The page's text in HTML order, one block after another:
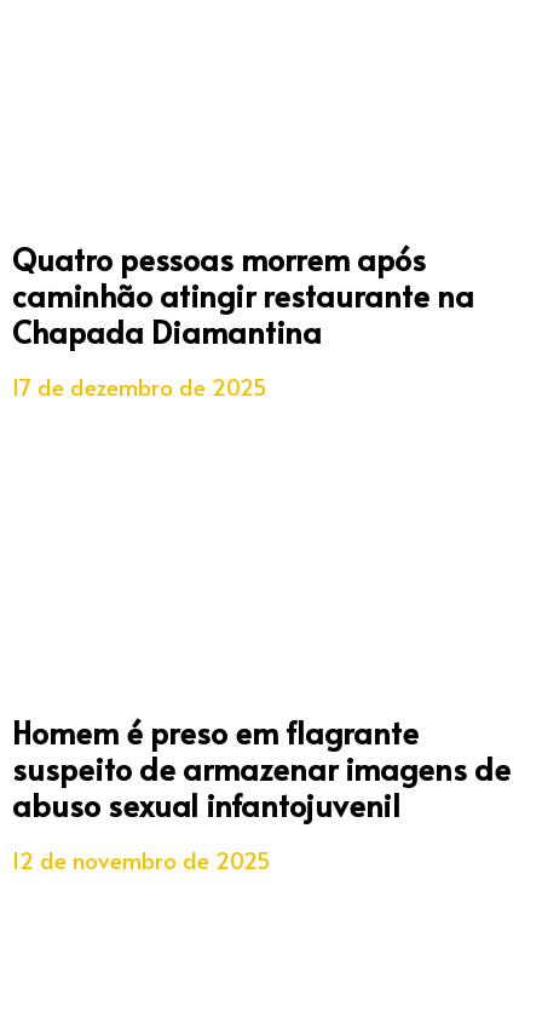
Quatro pessoas morrem após
caminhão atingir restaurante na
Chapada Diamantina
17 de dezembro de 2025
Homem é preso em flagrante
suspeito de armazenar imagens de
abuso sexual infantojuvenil
12 de novembro de 2025